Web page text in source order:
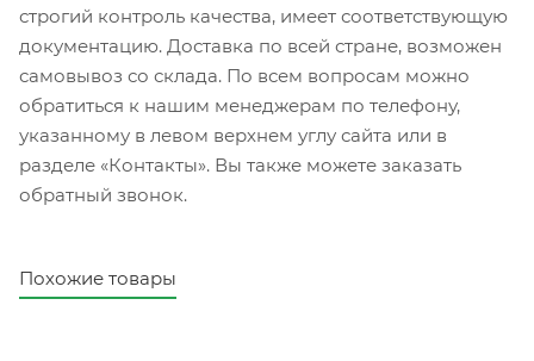
строгий контроль качества, имеет соответствующую
документацию. Доставка по всей стране, возможен
самовывоз со склада. По всем вопросам можно
обратиться к нашим менеджерам по телефону,
указанному в левом верхнем углу сайта или в
разделе «Контакты». Вы также можете заказать
обратный звонок.
Похожие товары